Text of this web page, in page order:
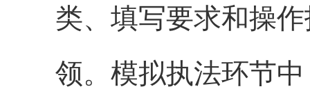
类、填写要求和操
领。模拟执法环节